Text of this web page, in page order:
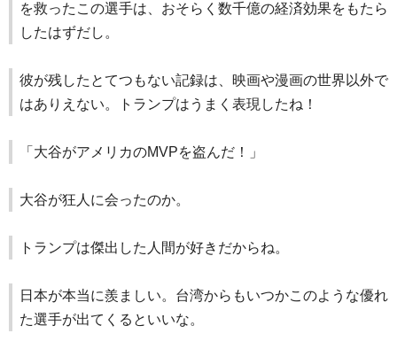
を救ったこの選手は、おそらく数千億の経済効果をもたら
したはずだし。
彼が残したとてつもない記録は、映画や漫画の世界以外で
はありえない。トランプはうまく表現したね！
「大谷がアメリカのMVPを盗んだ！」
大谷が狂人に会ったのか。
トランプは傑出した人間が好きだからね。
日本が本当に羨ましい。台湾からもいつかこのような優れ
た選手が出てくるといいな。